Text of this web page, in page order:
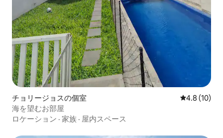
チョリージョスの個室 レビュー10
4.8 (10)
海を望むお部屋
ロケーション · 家族 · 屋内スペース